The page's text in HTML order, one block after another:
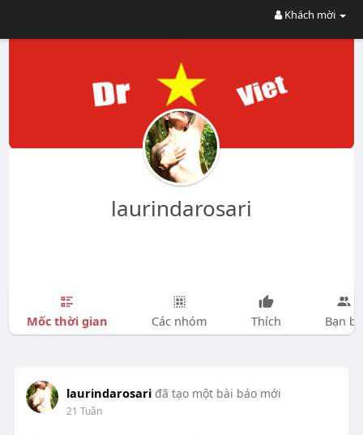
Khách mời
laurindarosari
Mốc thời gian Các nhóm Thích Bạn bè
laurindarosari đã tạo một bài báo mới
21 Tuần